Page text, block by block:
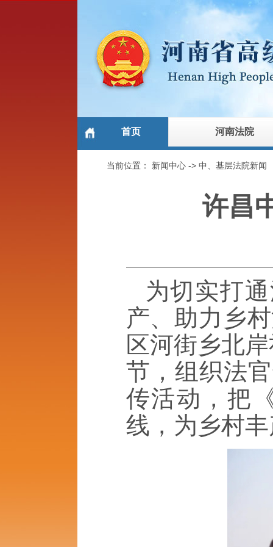
首页 河南法院
当前位置： 新闻中心 ->中、基层法院新闻
许昌
为切实打
产、助力乡
区河街乡北
节，组织法
传活动，把
线，为乡村